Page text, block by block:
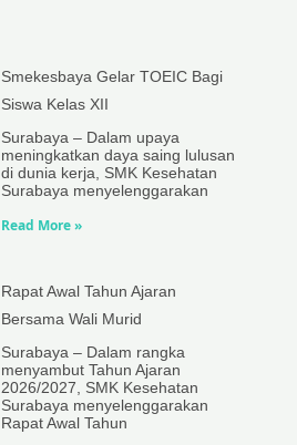
Smekesbaya Gelar TOEIC Bagi
Siswa Kelas XII
Surabaya – Dalam upaya
meningkatkan daya saing lulusan
di dunia kerja, SMK Kesehatan
Surabaya menyelenggarakan
Read More »
Rapat Awal Tahun Ajaran
Bersama Wali Murid
Surabaya – Dalam rangka
menyambut Tahun Ajaran
2026/2027, SMK Kesehatan
Surabaya menyelenggarakan
Rapat Awal Tahun